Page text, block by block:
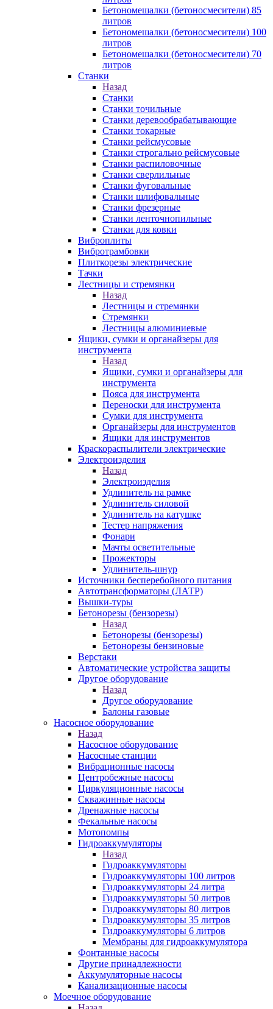
Бетономешалки (бетоносмесители) 85
литров
Бетономешалки (бетоносмесители) 100
литров
Бетономешалки (бетоносмесители) 70
литров
Станки
Назад
Станки
Станки точильные
Станки деревообрабатывающие
Станки токарные
Станки рейсмусовые
Станки строгально рейсмусовые
Станки распиловочные
Станки сверлильные
Станки фуговальные
Станки шлифовальные
Станки фрезерные
Станки ленточнопильные
Станки для ковки
Виброплиты
Вибротрамбовки
Плиткорезы электрические
Тачки
Лестницы и стремянки
Назад
Лестницы и стремянки
Стремянки
Лестницы алюминиевые
Ящики, сумки и органайзеры для
инструмента
Назад
Ящики, сумки и органайзеры для
инструмента
Пояса для инструмента
Переноски для инструмента
Сумки для инструмента
Органайзеры для инструментов
Ящики для инструментов
Краскораспылители электрические
Электроизделия
Назад
Электроизделия
Удлинитель на рамке
Удлинитель силовой
Удлинитель на катушке
Тестер напряжения
Фонари
Мачты осветительные
Прожекторы
Удлинитель-шнур
Источники бесперебойного питания
Автотрансформаторы (ЛАТР)
Вышки-туры
Бетонорезы (бензорезы)
Назад
Бетонорезы (бензорезы)
Бетонорезы бензиновые
Верстаки
Автоматические устройства защиты
Другое оборудование
Назад
Другое оборудование
Балоны газовые
Насосное оборудование
Назад
Насосное оборудование
Насосные станции
Вибрационные насосы
Центробежные насосы
Циркуляционные насосы
Скважинные насосы
Дренажные насосы
Фекальные насосы
Мотопомпы
Гидроаккумуляторы
Назад
Гидроаккумуляторы
Гидроаккумуляторы 100 литров
Гидроаккумуляторы 24 литра
Гидроаккумуляторы 50 литров
Гидроаккумуляторы 80 литров
Гидроаккумуляторы 35 литров
Гидроаккумуляторы 6 литров
Мембраны для гидроаккумулятора
Фонтанные насосы
Другие принадлежности
Аккумуляторные насосы
Канализационные насосы
Моечное оборудование